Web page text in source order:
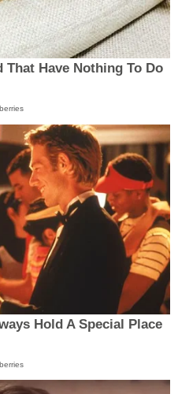
Have Nothing To Do
Hold A Special Place